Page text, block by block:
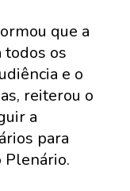
que a
todos os
e o
reiterou o
a
para
Plenário.